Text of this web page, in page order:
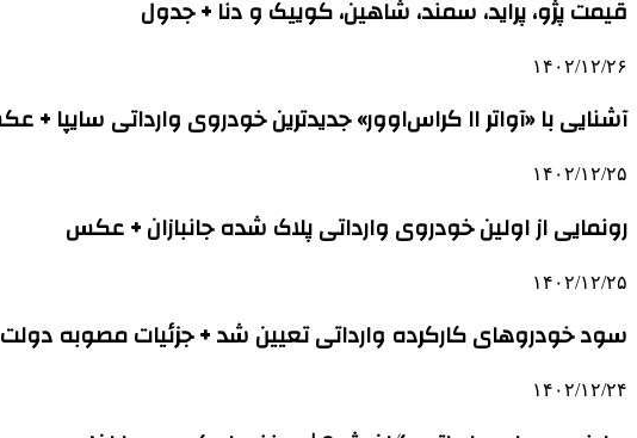
قیمت پژو، پراید، سمند، شاهین، کوییک و دنا + جدول
۱۴۰۲/۱۲/۲۶
آشنایی با «آواتر ۱۱ کراس‌اوور» جدیدترین خودروی وارداتی سایپا + عکس
۱۴۰۲/۱۲/۲۵
رونمایی از اولین خودروی وارداتی پلاک شده جانبازان + عکس
۱۴۰۲/۱۲/۲۵
سود خودروهای کارکرده وارداتی تعیین شد + جزئیات مصوبه دولت
۱۴۰۲/۱۲/۲۴